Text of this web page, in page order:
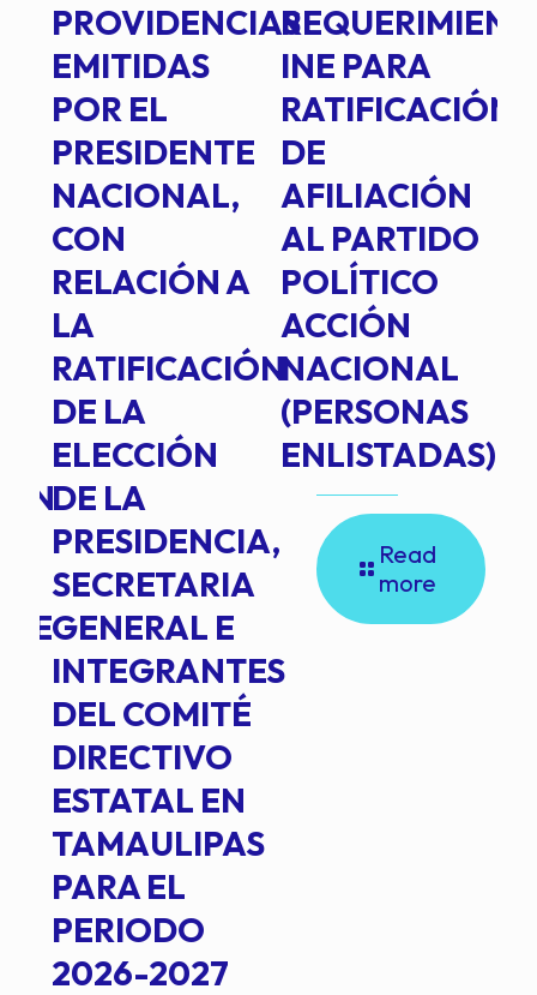
PROVIDENCIAS
EMITIDAS
POR EL
PRESIDENTE
NACIONAL,
CON
RELACIÓN A
LA
RATIFICACIÓN
DE LA
ELECCIÓN
DE LA
PRESIDENCIA,
SECRETARIA
GENERAL E
INTEGRANTES
DEL COMITÉ
DIRECTIVO
ESTATAL EN
TAMAULIPAS
PARA EL
PERIODO
2026-2027
INE PARA
RATIFICACIÓN
DE
AFILIACIÓN
AL PARTIDO
POLÍTICO
ACCIÓN
NACIONAL
(PERSONAS
ENLISTADAS)
Read
more